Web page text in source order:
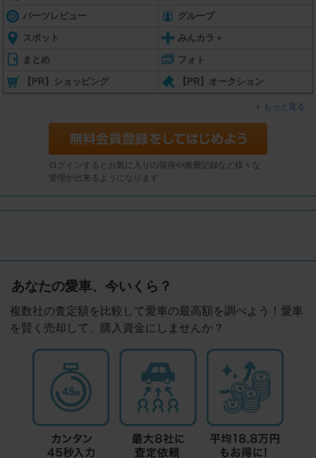
パーツレビュー グループ
スポット みんカラ＋
まとめ フォト
【PR】ショッピング 【PR】オークション
もっと見る
ログインするとお気に入りの保存や燃費記録など様々な
管理が出来るようになります
あなたの愛車、今いくら？
複数社の査定額を比較して愛車の最高額を調べよう！愛車
を賢く売却して、購入資金にしませんか？